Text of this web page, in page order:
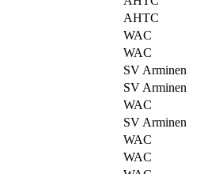
AHTC
WAC
WAC
SV Arminen
SV Arminen
WAC
SV Arminen
WAC
WAC